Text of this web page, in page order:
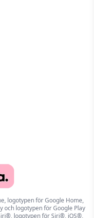
logotypen för Google Home,
och logotypen för Google Play
logotypen för Siri®, iOS®,